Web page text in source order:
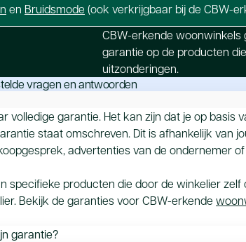
en Bruidsmode (ook verkrijgbaar bij de CBW-
CBW-erkende
garantie op de producten
uitzonderingen.
vragen en antwoorden
volledige garantie. Het kan zijn dat je op basis
staat omschreven. Dit is afhankelijk van
advertenties van de ondernemer
specifieke producten die door de winkelier
Bekijk de garanties voor CBW-erkende
garantie?